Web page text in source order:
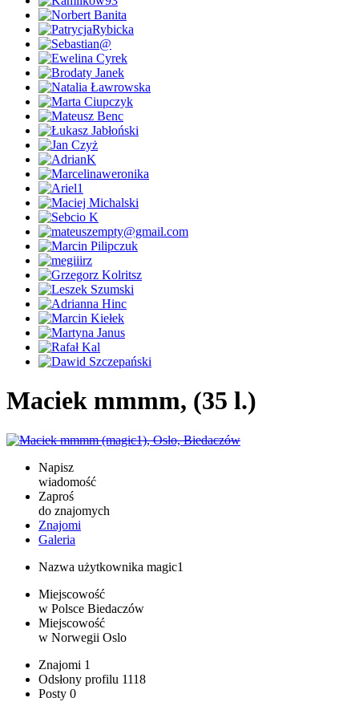
Maciek mmmm, (35 l.)
Napisz
wiadomość
Zaproś
do znajomych
Znajomi
Galeria
Nazwa użytkownika magic1
Miejscowość
w Polsce Biedaczów
Miejscowość
w Norwegii Oslo
Znajomi 1
Odsłony profilu 1118
Posty 0